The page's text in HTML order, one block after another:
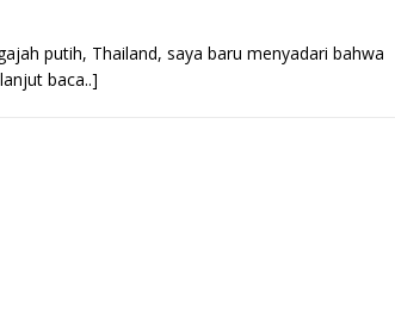
putih, Thailand, saya baru menyadari bahwa
baca..]